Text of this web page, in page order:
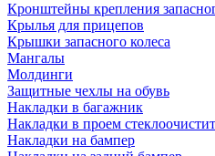
Кронштейны крепления
Крылья для прицепов
Крышки запасного колеса
Мангалы
Молдинги
Защитные чехлы на обувь
Накладки в багажник
Накладки в проем
Накладки на бампер